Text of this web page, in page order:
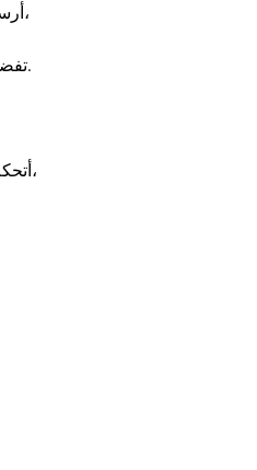
أرسم على وجهي ابتسامةً جوفاء بلا روح،
تفضحان تلك اللمعة…لمعةٌ مثيرة للشفقة.
أتحكم في ملامحي أكتم الغصّة في صوتي،